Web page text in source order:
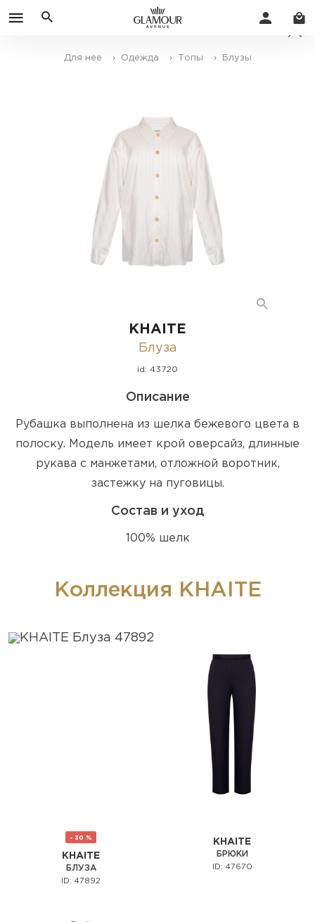
Для нее › Одежда › Топы › Блузы
KHAITE
Блуза
id: 43720
Описание
Рубашка выполнена из шелка бежевого цвета в
полоску. Модель имеет крой оверсайз, длинные
рукава с манжетами, отложной воротник,
застежку на пуговицы.
Состав и уход
100% шелк
Коллекция KHAITE
- 30 %
KHAITE
БЛУЗА
ID: 47892
KHAITE
БРЮКИ
ID: 47670